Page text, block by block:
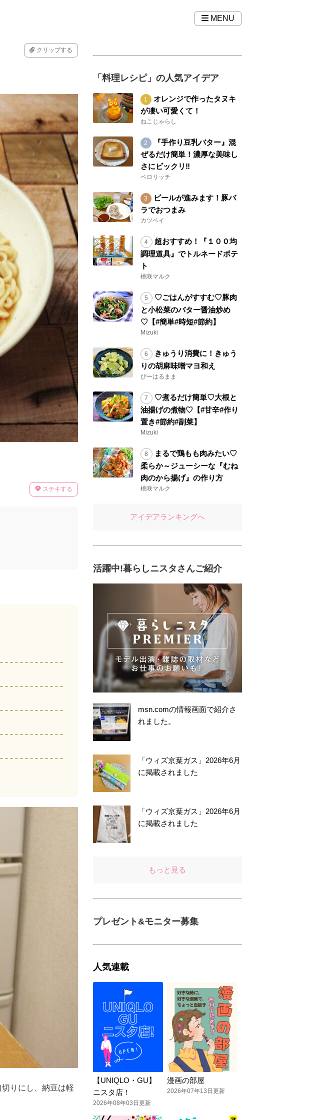
MENU
クリップする
ステキする
りにし、納豆は軽
「料理レシピ」の人気アイデア
オレンジで作ったタヌキ
が凄い可愛くて！
ねこじゃらし
『手作り豆乳バター』混
ぜるだけ簡単！濃厚な美味し
さにビックリ‼︎
ベロリッチ
ビールが進みます！豚バ
ラでおつまみ
カツベイ
超おすすめ！『１００均
調理道具』でトルネードポテ
ト
桃咲マルク
♡ごはんがすすむ♡豚肉
と小松菜のバター醤油炒め
♡【#簡単#時短#節約】
Mizuki
きゅうり消費に！きゅう
りの胡麻味噌マヨ和え
ぴーはるまま
♡煮るだけ簡単♡大根と
油揚げの煮物♡【#甘辛#作り
置き#節約#副菜】
Mizuki
まるで鶏もも肉みたい♡
柔らか～ジューシーな『むね
肉のから揚げ』の作り方
桃咲マルク
アイデアランキングへ
活躍中!暮らしニスタさんご紹介
msn.comの情報画面で紹介さ
れました。
「ウィズ京葉ガス」2026年6月
に掲載されました
「ウィズ京葉ガス」2026年6月
に掲載されました
もっと見る
プレゼント&モニター募集
人気連載
【UNIQLO・GU】
ニスタ店！
2026年08年03日更新
漫画の部屋
2026年07年13日更新